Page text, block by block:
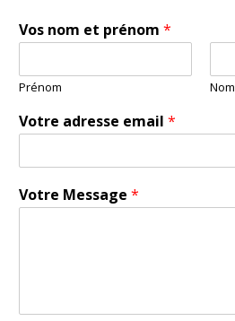
Vos nom et prénom *
Prénom Nom
Votre adresse email *
Votre Message *